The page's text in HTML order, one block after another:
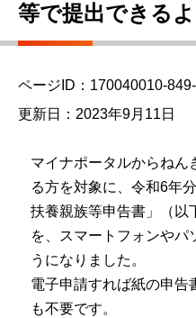
等で提出できる
ページID：170040010-
更新日：2023年9月11日
マイナポータルからねん
る方を対象に、令和6年
扶養親族等申告書」（以
を、スマートフォンやパ
うになりました。
電子申請すれば紙の申告
も不要です。